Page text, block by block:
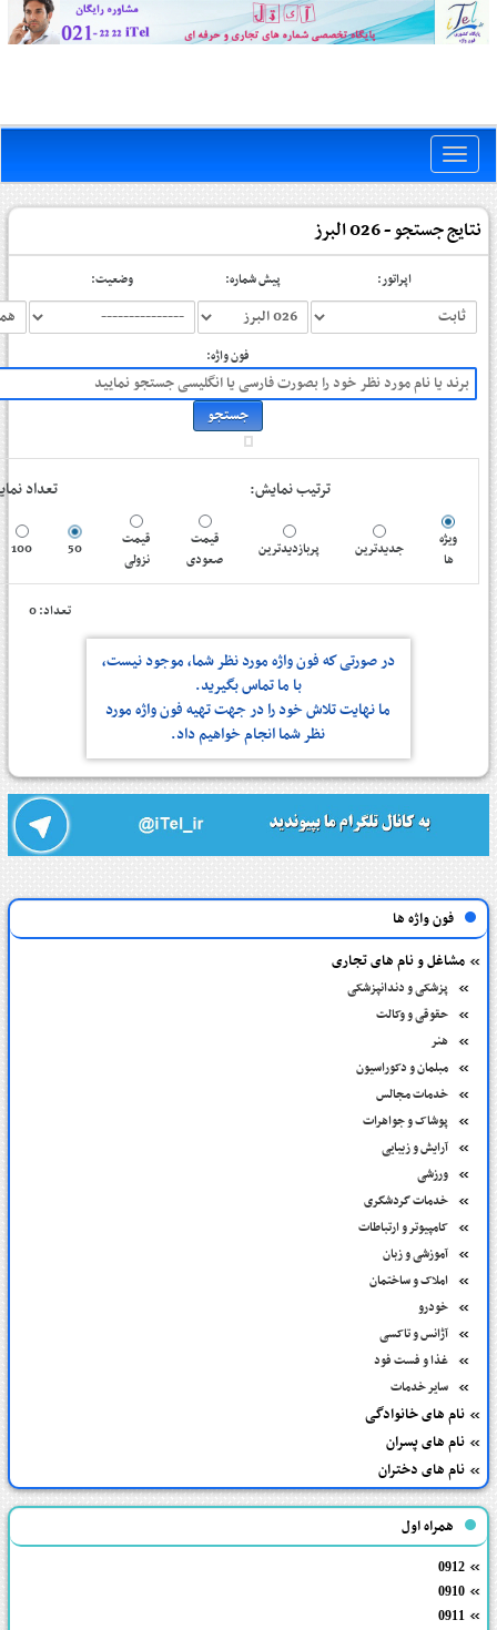
Toggle
نتایج جستجو - 026 البرز
اپراتور: پیش شماره: وضعیت:
فون واژه:
ترتیب نمایش: تعداد
ویژه
ها
جدیدترین پربازدیدترین
قیمت
صعودی
قیمت
نزولی
50
100
تعداد: 0
در صورتی كه فون واژه مورد نظر شما، موجود نیست،
با ما تماس بگیرید.
ما نهایت تلاش خود را در جهت تهیه فون واژه مورد
نظر شما انجام خواهیم داد.
فون واژه ها
مشاغل و نام های تجاری
پزشکی و دندانپزشکی
حقوقی و وکالت
هنر
مبلمان و دکوراسیون
خدمات مجالس
پوشاک و جواهرات
آرایش و زیبایی
ورزشی
خدمات گردشگری
کامپیوتر و ارتباطات
آموزشی و زبان
املاک و ساختمان
خودرو
آژانس و تاکسی
غذا و فست فود
سایر خدمات
نام های خانوادگی
نام های پسران
نام های دختران
همراه اول
0912
0910
0911